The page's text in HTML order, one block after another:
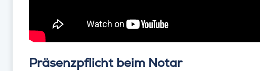
Präsenzpflicht beim Notar